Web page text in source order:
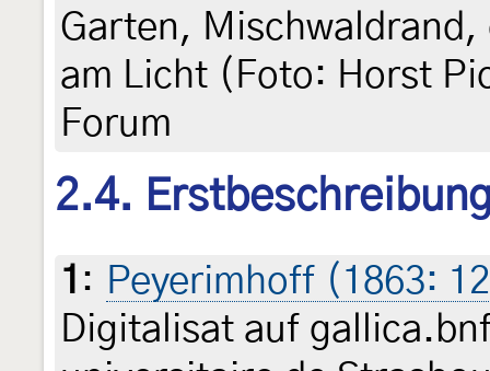
Garten,
am Licht (Foto: Horst
Forum
2.4.
1 : Peyerimhoff (1863:
Digitalisat auf